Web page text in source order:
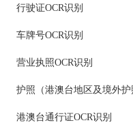
行驶证OCR识别
车牌号OCR识别
营业执照OCR识别
港澳台通行证OCR识别